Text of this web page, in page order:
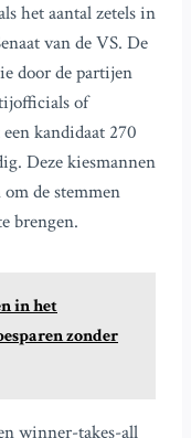
het aantal zetels in
van de VS. De
door de partijen
of
kandidaat 270
Deze kiesmannen
de stemmen
brengen.
in het
zonder
winner-takes-all